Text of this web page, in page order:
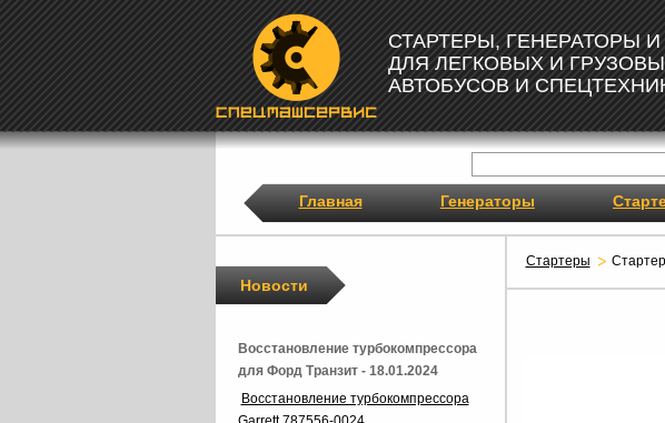
СТАРТЕРЫ, ГЕНЕРАТОРЫ
ДЛЯ ЛЕГКОВЫХ И
АВТОБУСОВ И
Главная Генераторы
Стартеры
Новости
Восстановление турбокомпрессора
для Форд Транзит - 18.01.2024
Восстановление турбокомпрессора